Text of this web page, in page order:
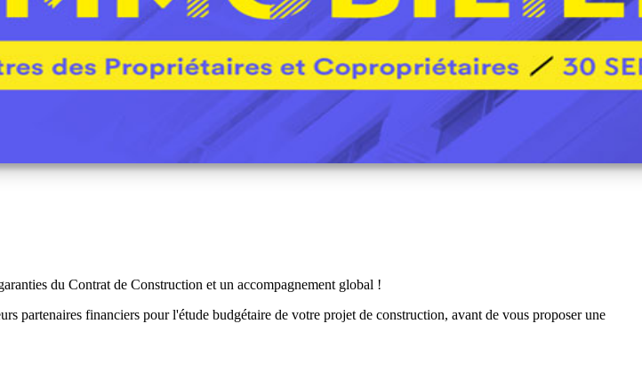
du Contrat de Construction et un accompagnement global !
partenaires financiers pour l'étude budgétaire de votre projet de construction, avant de vous proposer une